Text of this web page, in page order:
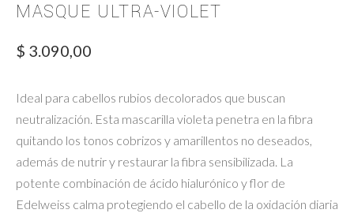
MASQUE ULTRA-VIOLET
$ 3.090,00
Ideal para cabellos rubios decolorados que buscan
neutralización. Esta mascarilla violeta penetra en la fibra
quitando los tonos cobrizos y amarillentos no deseados,
además de nutrir y restaurar la fibra sensibilizada. La
potente combinación de ácido hialurónico y flor de
Edelweiss calma protegiendo el cabello de la oxidación diaria